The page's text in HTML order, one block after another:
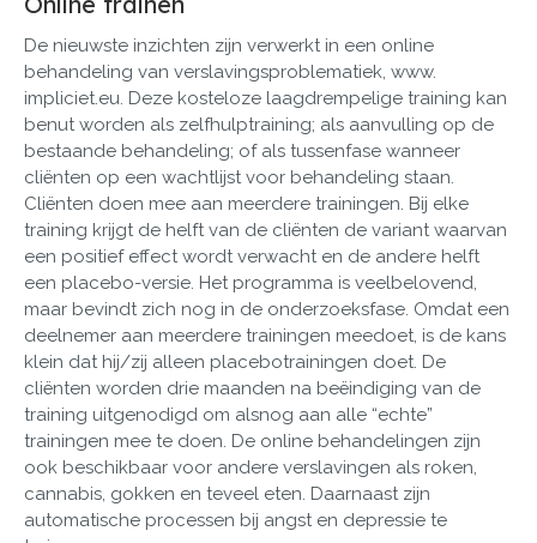
De nieuwste inzichten zijn verwerkt in een online
behandeling van verslavingsproblematiek, www.
impliciet.eu. Deze kosteloze laagdrempelige training kan
benut worden als zelfhulptraining; als aanvulling op de
bestaande behandeling; of als tussenfase wanneer
cliënten op een wachtlijst voor behandeling staan.
Cliënten doen mee aan meerdere trainingen. Bij elke
training krijgt de helft van de cliënten de variant waarvan
een positief effect wordt verwacht en de andere helft
een placebo-versie. Het programma is veelbelovend,
maar bevindt zich nog in de onderzoeksfase. Omdat een
deelnemer aan meerdere trainingen meedoet, is de kans
klein dat hij/zij alleen placebotrainingen doet. De
cliënten worden drie maanden na beëindiging van de
training uitgenodigd om alsnog aan alle “echte”
trainingen mee te doen. De online behandelingen zijn
ook beschikbaar voor andere verslavingen als roken,
cannabis, gokken en teveel eten. Daarnaast zijn
automatische processen bij angst en depressie te